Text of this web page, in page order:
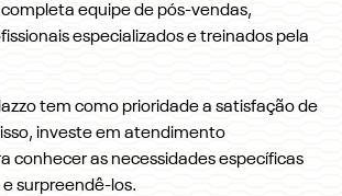
equipe de pós-vendas,
especializados e treinados pela
tem como prioridade a satisfação de
investe em atendimento
conhecer as necessidades específicas
surpreendê-los.